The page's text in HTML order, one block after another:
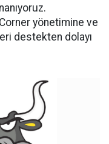
yönetimine ve
destekten dolayı